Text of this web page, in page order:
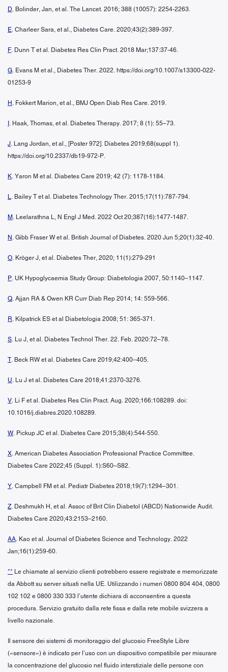
D. Bolinder, Jan, et al. The Lancet. 2016; 388 (10057): 2254-2263.
E. Charleer Sara, et al., Diabetes Care. 2020;43(2):389-397.
F. Dunn T et al. Diabetes Res Clin Pract. 2018 Mar;137:37-46.
G. Evans M et al., Diabetes Ther. 2022. https://doi.org/10.1007/s13300-022-
01253-9
H . Fokkert Marion, et al., BMJ Open Diab Res Care. 2019.
. Haak, Thomas, et al. Diabetes Therapy. 2017; 8 (1): 55–73.
J. Lang Jordan, et al., [Poster 972]. Diabetes 2019;68(suppl 1).
https://doi.org/10.2337/db19-972-P.
K. Yaron M et al. Diabetes Care 2019; 42 (7): 1178-1184.
L. Bailey T et al. Diabetes Technology Ther. 2015;17(11):787-794.
M . Leelarathna L, N Engl J Med. 2022 Oct 20;387(16):1477-1487.
N . Gibb Fraser W et al. British Journal of Diabetes. 2020 Jun 5;20(1):32-40.
O. Kröger J, et al. Diabetes Ther, 2020; 11(1):279-291
P. UK Hypoglycaemia Study Group: Diabetologia 2007, 50:1140–1147.
Q. Ajjan RA & Owen KR Curr Diab Rep 2014; 14: 559-566.
R. Kilpatrick ES et al Diabetologia 2008; 51: 365-371.
S. Lu J, et al. Diabetes Technol Ther. 22. Feb. 2020:72–78.
T. Beck RW et al. Diabetes Care 2019;42:400–405.
U. Lu J et al. Diabetes Care 2018;41:2370-3276.
V. Li F et al. Diabetes Res Clin Pract. Aug. 2020;166:108289. doi:
10.1016/j.diabres.2020.108289.
W. Pickup JC et al. Diabetes Care 2015;38(4):544-550.
X. American Diabetes Association Professional Practice Committee.
Diabetes Care 2022;45 (Suppl. 1):S60–S82.
Y. Campbell FM et al. Pediatr Diabetes 2018;19(7):1294–301.
Z. Deshmukh H, et al. Assoc of Brit Clin Diabetol (ABCD) Nationwide Audit.
Diabetes Care 2020;43:2153–2160.
AA. Kao et al. Journal of Diabetes Science and Technology. 2022
Jan;16(1):259-60.
** Le chiamate al servizio clienti potrebbero essere registrate e memorizzate
da Abbott su server situati nella UE. Utilizzando i numeri 0800 804 404, 0800
102 102 e 0800 330 333 l’utente dichiara di acconsentire a questa
procedura. Servizio gratuito dalla rete fissa e dalla rete mobile svizzera a
livello nazionale.
Il sensore dei sistemi di monitoraggio del glucosio FreeStyle Libre
(«sensore») è indicato per l’uso con un dispositivo compatibile per misurare
la concentrazione del glucosio nel fluido interstiziale delle persone con